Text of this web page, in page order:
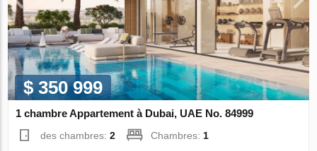
$ 350 999
1 chambre Appartement à Dubai, UAE No. 84999
des chambres:2 Chambres: 1